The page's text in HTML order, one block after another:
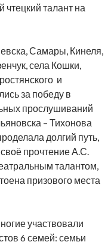
талант на
Самары, Кинеля,
села Кошки,
и
за победу в
прослушиваний
– Тихонова
долгий путь,
прочтение А.С.
талантом,
призового места
участвовали
6 семей: семьи